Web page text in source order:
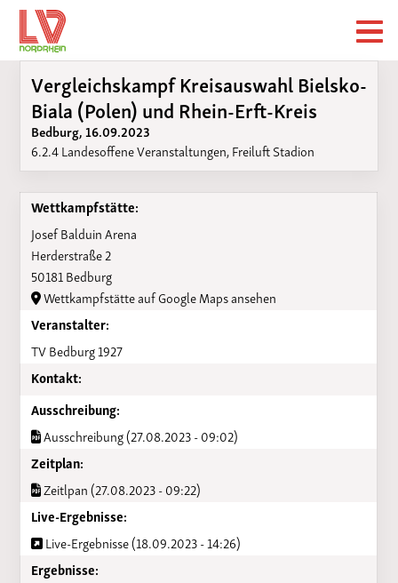
Vergleichskampf Kreisauswahl Bielsko-
Biala (Polen) und Rhein-Erft-Kreis
Bedburg, 16.09.2023
6.2.4 Landesoffene Veranstaltungen, Freiluft Stadion
Wettkampfstätte:
Josef Balduin Arena
Herderstraße 2
50181 Bedburg
Wettkampfstätte auf Google Maps ansehen
Veranstalter:
TV Bedburg 1927
Kontakt:
Ausschreibung:
Ausschreibung (27.08.2023 - 09:02)
Zeitplan:
Zeitlpan (27.08.2023 - 09:22)
Live-Ergebnisse:
Live-Ergebnisse (18.09.2023 - 14:26)
Ergebnisse: